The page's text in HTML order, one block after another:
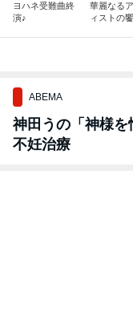
ヨハネ受難曲終
演♪
華麗なる
ィストの
ABEMA
神田うの「神様を
不妊治療